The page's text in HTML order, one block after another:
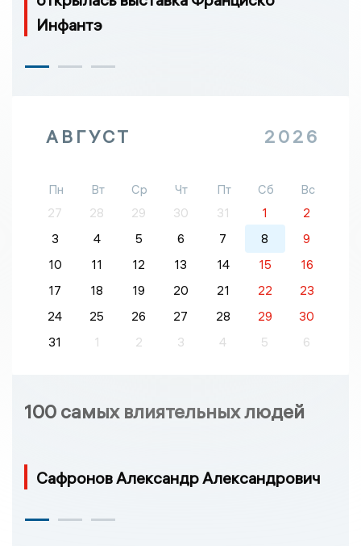
Инфантэ
АВГУСТ 2026
Пн Вт Ср Чт Пт Сб
Вс
27
28 29 30 31 1
2
3
4 5 6 7 8
9
10
11 12 13 14 15
16
17
18 19 20 21 22
23
24
25 26 27 28 29
30
31
1 2 3 4 5 6
100 самых влиятельных людей
Сафронов Александр Александрович